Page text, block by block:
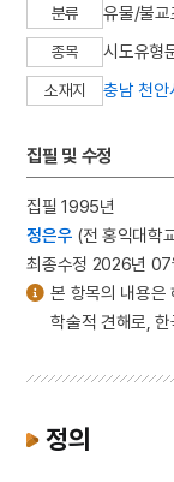
분류 유물/불
종목 시도유형
소재지 충남 천
집필 및 수정
집필 1995년
정은우 (전 홍익대학
최종수정 2026년
본 항목의 내용은
학술적 견해로,
정의